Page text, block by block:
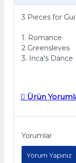
3 Pieces for
1. Romance
2 Greensleves
3. Inca's Dance
Ürün
Yorumlar
Yorum Yapınız